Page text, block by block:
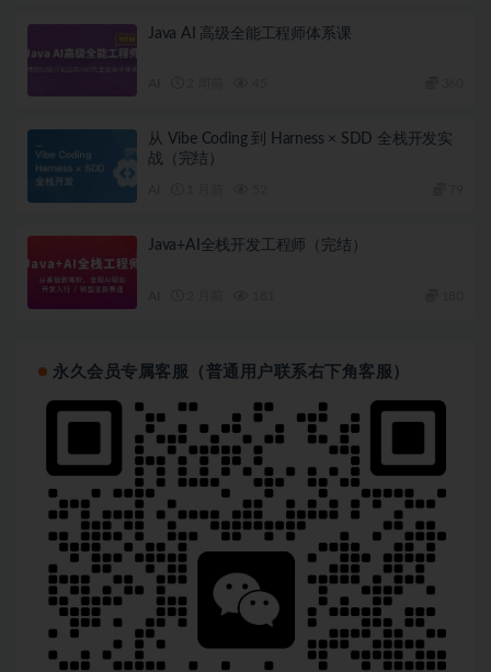
Java AI 高级全能工程师体系课
从 Vibe Coding 到 Harness × SDD 全栈开发实
战（完结）
Java+AI全栈开发工程师（完结）
永久会员专属客服（普通用户联系右下角客服）